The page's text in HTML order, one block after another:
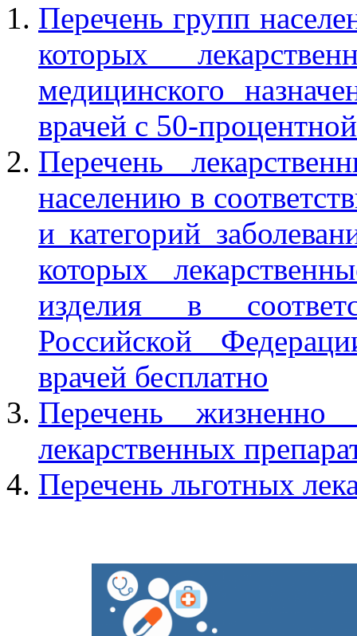
Перечень групп
которых
медицинского
врачей с 50-
Перечень
населению в
и категорий
которых
изделия в
Российской
врачей бесплатно
Перечень
лекарственных
Перечень льготных